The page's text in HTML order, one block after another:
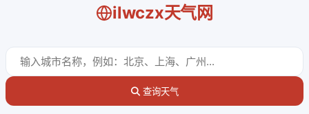
ilwczx天气网
查询天气